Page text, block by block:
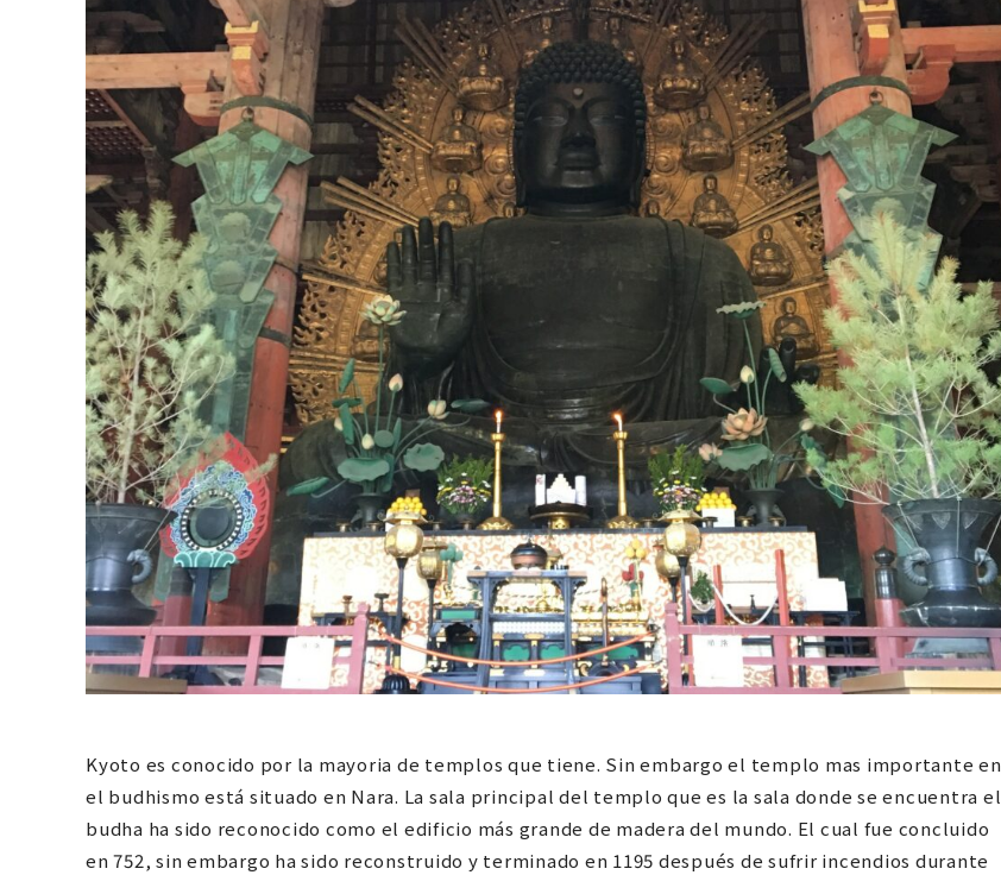
Kyoto es conocido por la mayoria de templos que tiene. Sin embargo el templo mas importante en
el budhismo está situado en Nara. La sala principal del templo que es la sala donde se encuentra el
budha ha sido reconocido como el edificio más grande de madera del mundo. El cual fue concluido
en 752, sin embargo ha sido reconstruido y terminado en 1195 después de sufrir incendios durante